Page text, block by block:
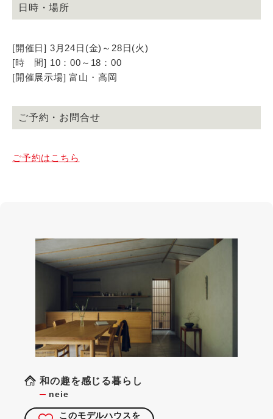
日時・場所
[開催日] 3月24日(金)～28日(火)
[時 間] 10：00～18：00
[開催展示場] 富山・高岡
ご予約・お問合せ
ご予約はこちら
和の趣を感じる暮らし
neie
このモデルハウスを